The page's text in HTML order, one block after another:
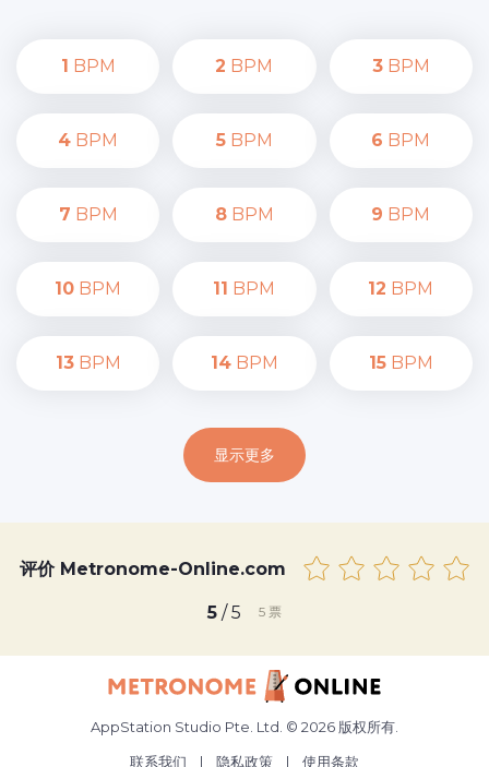
1 BPM 2 BPM 3BPM
4 BPM 5BPM 6 BPM
7 BPM 8BPM 9 BPM
10 BPM 11 BPM 12 BPM
13BPM 14BPM 15BPM
显示更多
评价 Metronome-Online.com
5 / 5 5 票
AppStation Studio Pte. Ltd. © 2026 版权所有.
联系我们
| 隐私政策 | 使用条款